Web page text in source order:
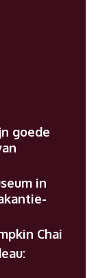
goede
in
Chai